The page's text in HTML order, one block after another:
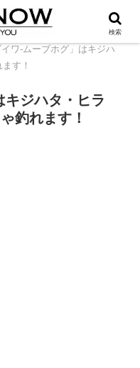
イワ-ムーブホグ」はキジハ
す！
キジハタ・ヒラ
釣れます！
検索